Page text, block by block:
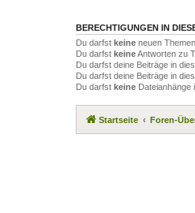
BERECHTIGUNGEN IN
Du darfst keine neuen
Du darfst keineAntworten zu
Du darfst deine Beiträge in
Du darfst deine Beiträge in
Du darfst keine Dateianhänge
Startseite Foren-